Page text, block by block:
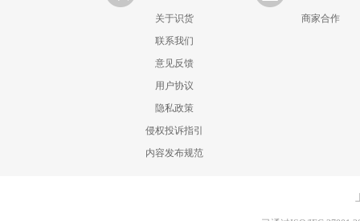
关于识货
联系我们
意见反馈
用户协议
隐私政策
侵权投诉指引
内容发布规范
商家合作